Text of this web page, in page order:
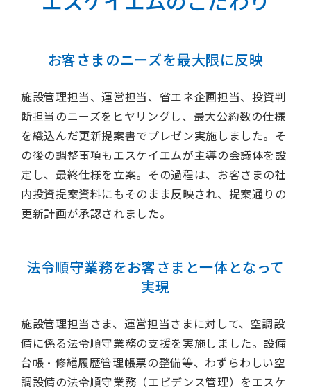
お客さまのニーズを最大限に反映
施設管理担当、運営担当、省エネ企画担当、投資判
断担当のニーズをヒヤリングし、最大公約数の仕様
を織込んだ更新提案書でプレゼン実施しました。そ
の後の調整事項もエスケイエムが主導の会議体を設
定し、最終仕様を立案。その過程は、お客さまの社
内投資提案資料にもそのまま反映され、提案通りの
更新計画が承認されました。
法令順守業務をお客さまと一体となって
実現
施設管理担当さま、運営担当さまに対して、空調設
備に係る法令順守業務の支援を実施しました。設備
台帳・修繕履歴管理帳票の整備等、わずらわしい空
調設備の法令順守業務（エビデンス管理）をエスケ